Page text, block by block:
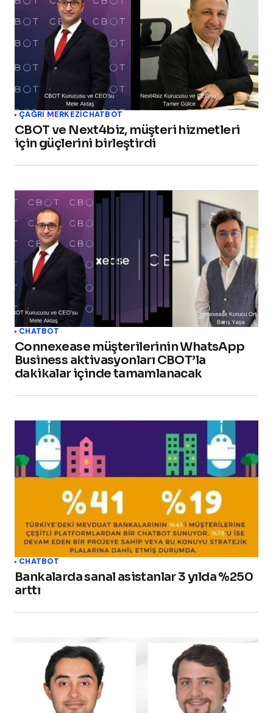
ÇAĞRI MERKEZICHATBOT
CBOT ve Next4biz, müşteri hizmetleri
için güçlerini birleştirdi
CHATBOT
Connexease müşterilerinin WhatsApp
Business aktivasyonları CBOT’la
dakikalar içinde tamamlanacak
CHATBOT
Bankalarda sanal asistanlar 3 yılda %250
arttı